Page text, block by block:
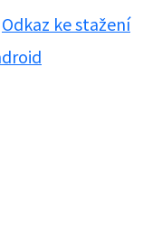
Odkaz ke stažení